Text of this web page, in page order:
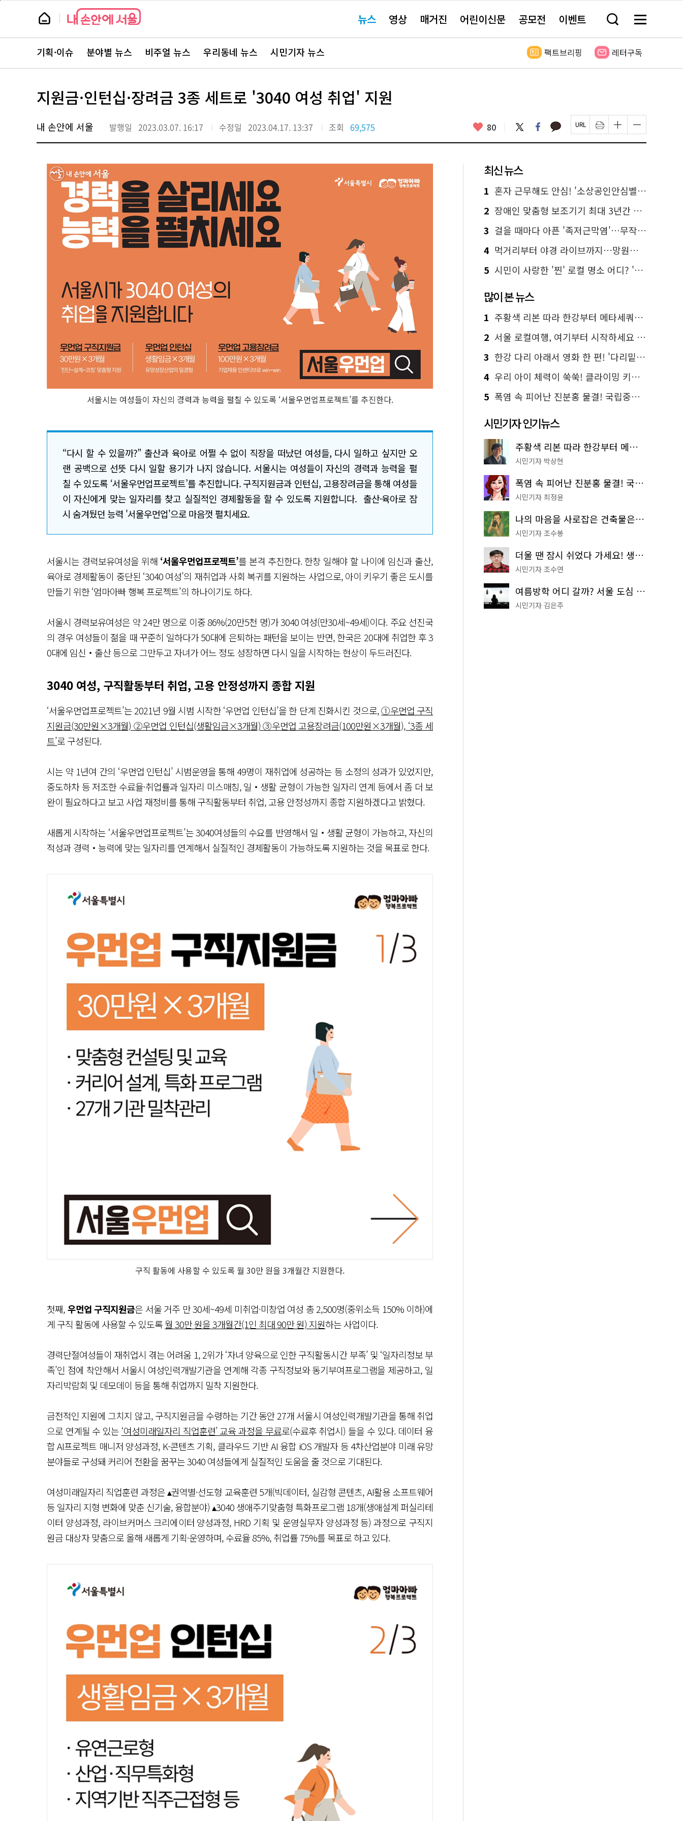
본
뉴
스 요뉴스 영상 매거진 어린이신문 공모전 이벤트 검
창
기
메
전
보
뉴
스
주
서
바
로
기획·이슈 분야별 뉴스 비주얼 뉴스 우리동네 뉴스 시민기자 뉴스 팩트브리핑 레터구독
지원금·인턴십·장려금 3종 세트로 '3040 여성 취업' 지원
내 손안에 서울 발행일 2023.03.07. 16:17 수정일 2023.04.17. 13:37 조회 69,575 좋
요
80 트
위
터
페
이
스
카
카 페
이
지
인
쇄
하
글
자
크
하
기
글
자
크
하
기
서울시는 여성들이 자신의 경력과 능력을 펼칠 수 있도록 ‘서울우먼업프로젝트’를 추진한다.
“다시 할 수 있을까?” 출산과 육아로 어쩔 수 없이 직장을 떠났던 여성들, 다시 일하고 싶지만 오
랜 공백으로 선뜻 다시 일할 용기가 나지 않습니다. 서울시는 여성들이 자신의 경력과 능력을 펼
칠 수 있도록 ‘서울우먼업프로젝트’를 추진합니다. 구직지원금과 인턴십, 고용장려금을 통해 여성들
이 자신에게 맞는 일자리를 찾고 실질적인 경제활동을 할 수 있도록 지원합니다. 출산·육아로 잠
시 숨겨뒀던 능력 '서울우먼업'으로 마음껏 펼치세요.
서울시는 경력보유여성을 위해 ‘서울우먼업프로젝트’를 본격 추진한다. 한창 일해야 할 나이에 임신과 출산,
육아로 경제활동이 중단된 ‘3040 여성’의 재취업과 사회 복귀를 지원하는 사업으로, 아이 키우기 좋은 도시를
만들기 위한 ‘엄마아빠 행복 프로젝트’의 하나이기도 하다.
서울시 경력보유여성은 약 24만 명으로 이중 86%(20만5천 명)가 3040 여성(만30세~49세)이다. 주요 선진국
의 경우 여성들이 젊을 때 꾸준히 일하다가 50대에 은퇴하는 패턴을 보이는 반면, 한국은 20대에 취업한 후 3
0대에 임신‧출산 등으로 그만두고 자녀가 어느 정도 성장하면 다시 일을 시작하는 현상이 두드러진다.
3040 여성, 구직활동부터 취업, 고용 안정성까지 종합 지원
‘서울우먼업프로젝트’는 2021년 9월 시범 시작한 ‘우먼업 인턴십’을 한 단계 진화시킨 것으로,①우먼업 구직
지원금(30만원×3개월) ②우먼업 인턴십(생활임금×3개월) ③우먼업 고용장려금(100만원×3개월), ‘3종 세
트’로 구성된다.
시는 약 1년여 간의 ‘우먼업 인턴십’ 시범운영을 통해 49명이 재취업에 성공하는 등 소정의 성과가 있었지만,
중도하차 등 저조한 수료율·취업률과 일자리 미스매칭, 일‧생활 균형이 가능한 일자리 연계 등에서 좀 더 보
완이 필요하다고 보고 사업 재정비를 통해 구직활동부터 취업, 고용 안정성까지 종합 지원하겠다고 밝혔다.
새롭게 시작하는 ‘서울우먼업프로젝트’는 3040여성들의 수요를 반영해서 일‧생활 균형이 가능하고, 자신의
적성과 경력‧능력에 맞는 일자리를 연계해서 실질적인 경제활동이 가능하도록 지원하는 것을 목표로 한다.
구직 활동에 사용할 수 있도록 월 30만 원을 3개월간 지원한다.
첫째,우먼업 구직지원금은 서울 거주 만 30세~49세 미취업·미창업 여성 총 2,500명(중위소득 150% 이하)에
게 구직 활동에 사용할 수 있도록월 30만 원을 3개월간(1인 최대 90만 원) 지원하는 사업이다.
경력단절여성들이 재취업시 겪는 어려움 1, 2위가 ‘자녀 양육으로 인한 구직활동시간 부족’ 및 ‘일자리정보 부
족’인 점에 착안해서 서울시 여성인력개발기관을 연계해 각종 구직정보와 동기부여프로그램을 제공하고, 일
자리박람회 및 데모데이 등을 통해 취업까지 밀착 지원한다.
금전적인 지원에 그치지 않고, 구직지원금을 수령하는 기간 동안 27개 서울시 여성인력개발기관을 통해 취업
으로 연계될 수 있는 ‘여성미래일자리 직업훈련’ 교육 과정을 무료로(수료후 취업시) 들을 수 있다. 데이터 융
합 AI프로젝트 매니저 양성과정, K-콘텐츠 기획, 클라우드 기반 AI 융합 iOS 개발자 등 4차산업분야 미래 유망
분야들로 구성돼 커리어 전환을 꿈꾸는 3040 여성들에게 실질적인 도움을 줄 것으로 기대된다.
여성미래일자리 직업훈련 과정은 ▴권역별·선도형 교육훈련 5개(빅데이터, 실감형 콘텐츠, AI활용 소프트웨어
등 일자리 지형 변화에 맞춘 신기술, 융합분야) ▴3040 생애주기맞춤형 특화프로그램 18개(생애설계 퍼실리테
이터 양성과정, 라이브커머스 크리에이터 양성과정, HRD 기획 및 운영실무자 양성과정 등) 과정으로 구직지
원금 대상자 맞춤으로 올해 새롭게 기획·운영하며, 수료율 85%, 취업률 75%를 목표로 하고 있다.
최신 뉴스
1 혼자 근무해도 안심! '소상공인안심벨' 신청하세요
2 장애인 맞춤형 보조기기 최대 3년간 무상 대여…삶의 질 높인다
3 걸을 때마다 아픈 '족저근막염'…무작정 참지 말고 '이것' 해보세요!
4 먹거리부터 야경 라이브까지…망원한강공원 알짜 코스
5 시민이 사랑한 '찐' 로컬 명소 어디? '서울에디션25' 추천 코스
많이 본 뉴스
1 주황색 리본 따라 한강부터 메타세쿼이아 숲길까지…서울둘레길 15코스
2 서울 로컬여행, 여기부터 시작하세요 '서울에디션25'
3 한강 다리 아래서 영화 한 편! '다리밑 영화관' 무료 상영
4 우리 아이 체력이 쑥쑥! 클라이밍 키즈카페·어린이 체력장
5 폭염 속 피어난 진분홍 물결! 국립중앙박물관 배롱나무 명소
시민기자 인기뉴스
주황색 리본 따라 한강부터 메타세쿼이아 숲길까지…서울둘레길 15코스
시민기자 박상현
폭염 속 피어난 진분홍 물결! 국립중앙박물관 배롱나무 명소
시민기자 최정윤
나의 마음을 사로잡은 건축물은? '서울시 건축상' 수상작 공개!
시민기자 조수봉
더울 땐 잠시 쉬었다 가세요! 생수 냉장고부터 해피소·무더위쉼터까지
시민기자 조수연
여름방학 어디 갈까? 서울 도심 무료 실내 여행 코스 추천
시민기자 김은주
페